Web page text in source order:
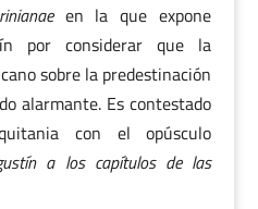
en la que expone
por considerar que la
sobre la predestinación
alarmante. Es contestado
con el opúsculo
a los capítulos de las